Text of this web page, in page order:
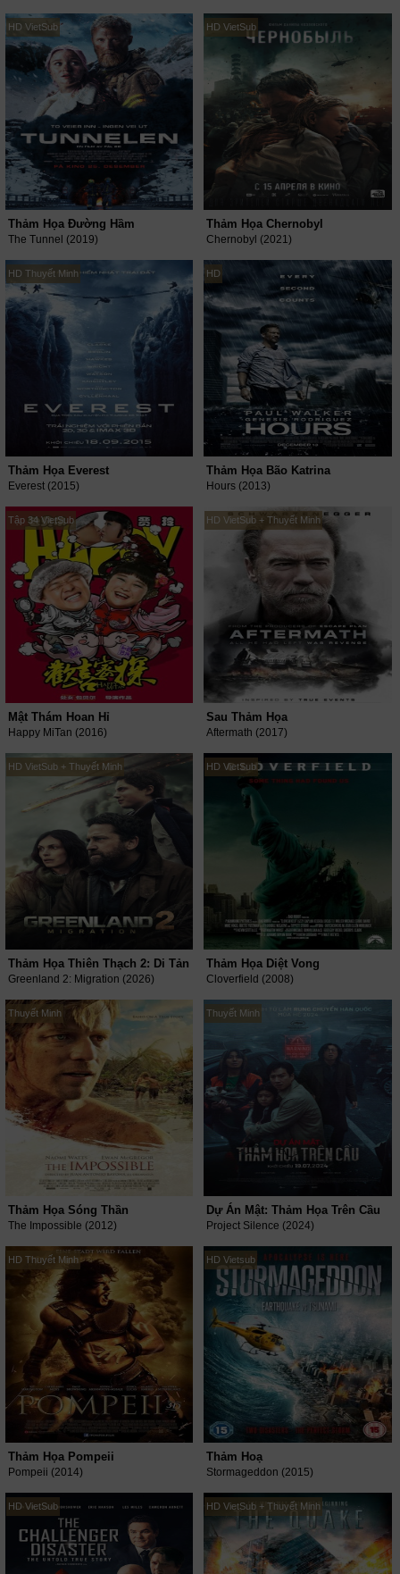
HD VietSub
Thảm Họa Đường Hầm
The Tunnel (2019)
HD VietSub
Thảm Họa Chernobyl
Chernobyl (2021)
HD Thuyết Minh
Thảm Họa Everest
Everest (2015)
HD
Thảm Họa Bão Katrina
Hours (2013)
Tập 34 VietSub
Mật Thám Hoan Hỉ
Happy MiTan (2016)
HD VietSub + Thuyết Minh
Sau Thảm Họa
Aftermath (2017)
HD VietSub + Thuyết Minh
Thảm Họa Thiên Thạch 2: Di Tản
Greenland 2: Migration (2026)
HD VietSub
Thảm Họa Diệt Vong
Cloverfield (2008)
Thuyết Minh
Thảm Họa Sóng Thần
The Impossible (2012)
Thuyết Minh
Dự Án Mật: Thảm Họa Trên Cầu
Project Silence (2024)
HD Thuyết Minh
Thảm Họa Pompeii
Pompeii (2014)
HD Vietsub
Thảm Hoạ
Stormageddon (2015)
HD VietSub HD VietSub + Thuyết Minh